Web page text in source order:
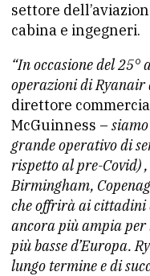
settore
cabina e ingegneri.
“In occasione del
operazioni di
direttore
McGuinness –
grande operativo di
rispetto al pre-Covid)
Birmingham,
che offrirà ai cittadini
ancora più ampia per
più basse d’Europa.
lungo termine e di